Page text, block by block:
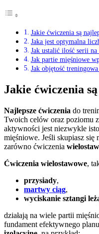
Jakie ćwiczenia są
Jaka jest optymalna
Jak ustalić ilość serii na
Jak partie mięśniowe
Jak objętość
Jakie ćwiczenia
Najlepsze ćwiczenia do
Twoich celów oraz poziomu
aktywności jest niezwykle
mięśniowe. Jeśli skupiasz się
zarówno ćwiczenia
Ćwiczenia wielostawowe,
przysiady,
martwy ciąg,
wyciskanie sztangi
działają na wiele partii
fundament efektywnego